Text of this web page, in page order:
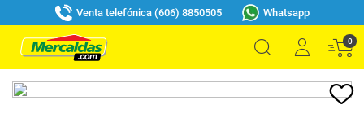
Venta telefónica (606) 8850505 Whatsapp
0